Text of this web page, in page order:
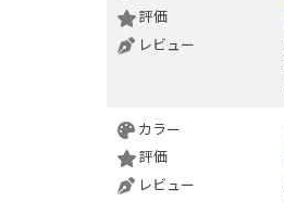
評価
レビュー
カラー
評価
レビュー